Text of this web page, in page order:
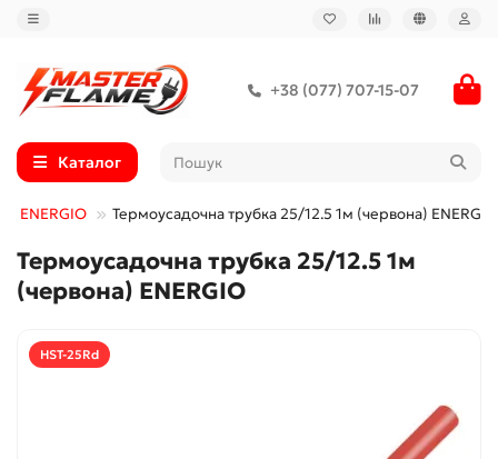
+38 (077) 707-15-07
Каталог
ENERGIO Термоусадочна трубка 25/12.5 1м (червона) ENERGIO
Термоусадочна трубка 25/12.5 1м
(червона) ENERGIO
HST-25Rd